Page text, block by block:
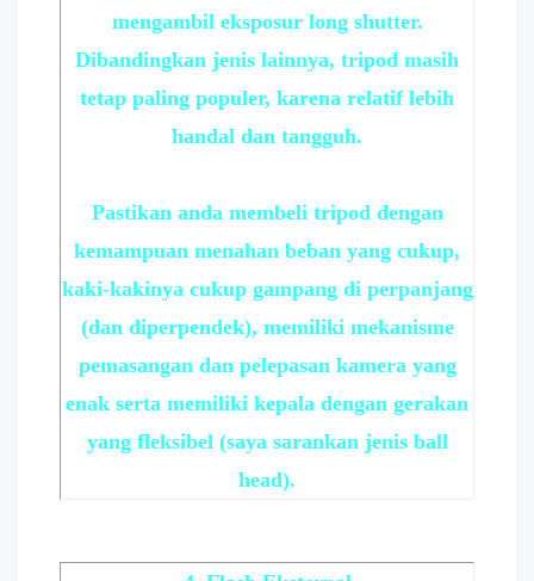
mengambil eksposur long shutter.
Dibandingkan jenis lainnya, tripod masih
tetap paling populer, karena relatif lebih
handal dan tangguh.
Pastikan anda membeli tripod dengan
kemampuan menahan beban yang cukup,
kaki-kakinya cukup gampang di perpanjang
(dan diperpendek), memiliki mekanisme
pemasangan dan pelepasan kamera yang
enak serta memiliki kepala dengan gerakan
yang fleksibel (saya sarankan jenis ball
head).